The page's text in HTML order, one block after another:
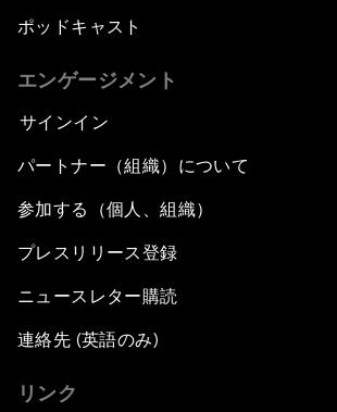
ポッドキャスト
エンゲージメント
サインイン
パートナー（組織）について
参加する（個人、組織）
プレスリリース登録
ニュースレター購読
連絡先 (英語のみ)
リンク